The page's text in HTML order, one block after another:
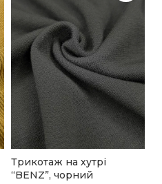
Трикотаж на хутрі
“BENZ”, чорний